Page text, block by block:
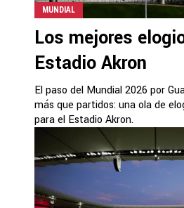
MUNDIAL
Los mejores
Estadio Akron
El paso del Mundial 2026 por
más que partidos: una ola de
para el Estadio Akron.